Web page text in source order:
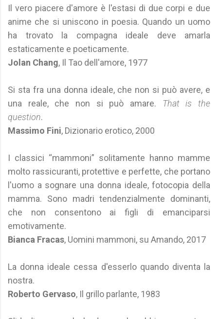
Il vero piacere d'amore è l'estasi di due corpi e due
anime che si uniscono in poesia. Quando un uomo
ha trovato la compagna ideale deve amarla
estaticamente e poeticamente.
Jolan Chang, Il Tao dell'amore, 1977
Si sta fra una donna ideale, che non si può avere, e
una reale, che non si può amare. That is the
question.
Massimo Fini, Dizionario erotico, 2000
I classici “mammoni” solitamente hanno mamme
molto rassicuranti, protettive e perfette, che portano
l'uomo a sognare una donna ideale, fotocopia della
mamma. Sono madri tendenzialmente dominanti,
che non consentono ai figli di emanciparsi
emotivamente.
Bianca Fracas, Uomini mammoni, su Amando, 2017
La donna ideale cessa d'esserlo quando diventa la
nostra.
Roberto Gervaso, Il grillo parlante, 1983